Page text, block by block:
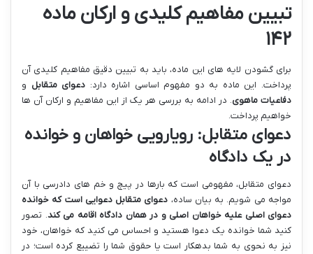
تبیین مفاهیم کلیدی و ارکان ماده
۱۴۲
برای گشودن لایه های این ماده، باید به تبیین دقیق مفاهیم کلیدی آن
پرداخت. این ماده به دو مفهوم اساسی اشاره دارد: دعوای متقابل و
دفاعیات ماهوی. در ادامه به بررسی هر یک از این مفاهیم و ارکان آن ها
خواهیم پرداخت.
دعوای متقابل: رویارویی خواهان و خوانده
در یک دادگاه
دعوای متقابل، مفهومی است که بارها در پیچ و خم های دادرسی با آن
مواجه می شویم. به بیان ساده، دعوای متقابل دعوایی است که خوانده
دعوای اصلی علیه خواهان اصلی و در همان دادگاه اقامه می کند. تصور
کنید شما خوانده یک دعوا هستید و احساس می کنید که خواهان، خود
نیز به نحوی به شما بدهکار است یا حقوق شما را تضییع کرده است؛ در